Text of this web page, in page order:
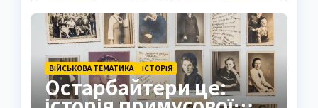
ВІЙСЬКОВА ТЕМАТИКА ІСТОРІЯ
Остарбайтери це: